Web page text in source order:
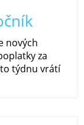
nových
za
týdnu vrátí